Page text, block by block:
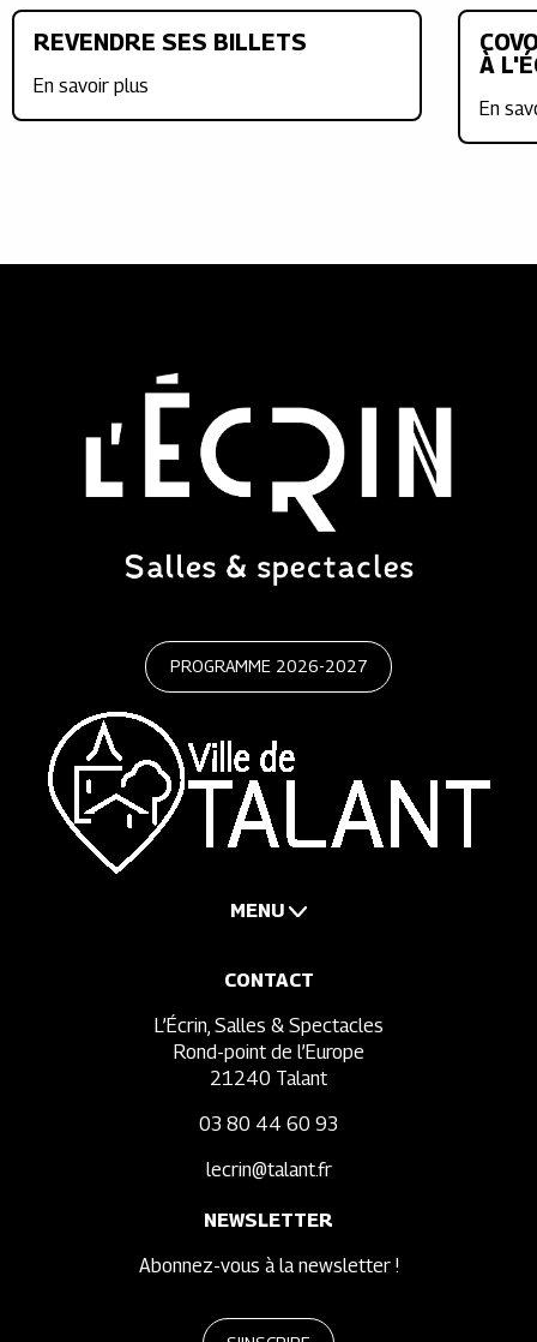
REVENDRE SES BILLETS
En savoir plus
À
En
PROGRAMME 2026-2027
MENU
CONTACT
L’Écrin, Salles & Spectacles
Rond-point de l’Europe
21240 Talant
03 80 44 60 93
lecrin@talant.fr
NEWSLETTER
Abonnez-vous à la newsletter !